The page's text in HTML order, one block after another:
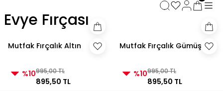
3000 TL ve Üzeri Alışverişlerde Kargo Bedava! 2
3000 TL ve Üzeri Alışverişlerde Kargo Bedava!
3000 TL ve Üzeri Alışverişlerde Kargo Bedava!
Evye Fırçası
Mutfak Fırçalık Altın
%10995,00 TL
895,50 TL
Mutfak Fırçalık Gümüş
%10995,00 TL
895,50 TL